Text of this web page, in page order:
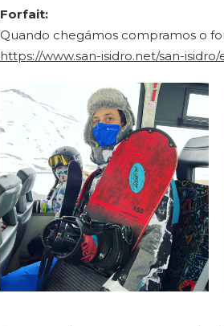
Forfait:
Quando chegámos compramos o
https://www.san-isidro.net/san-